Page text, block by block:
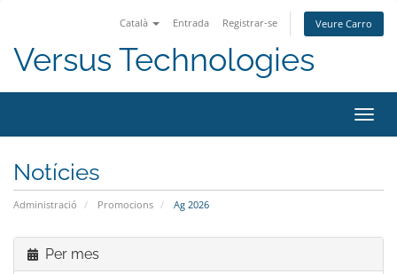
Català Entrada Registrar-se Veure Carro
Versus Technologies
la
Notícies
Administració Promocions Ag 2026
Per mes